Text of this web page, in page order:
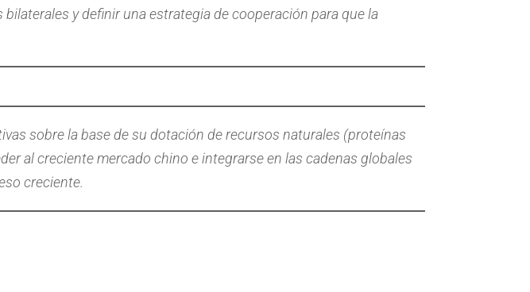
y definir una estrategia de cooperación para que la
sobre la base de su dotación de recursos naturales (proteínas
al creciente mercado chino e integrarse en las cadenas globales
creciente.